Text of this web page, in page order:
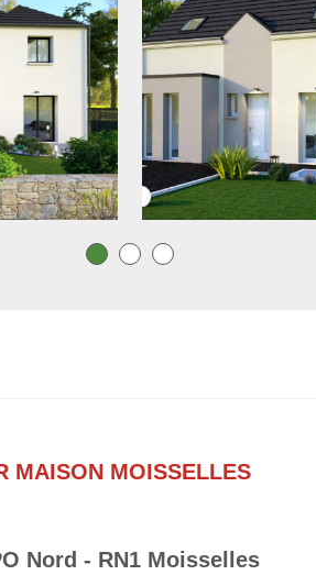
MAISON MOISSELLES
Nord - RN1 Moisselles